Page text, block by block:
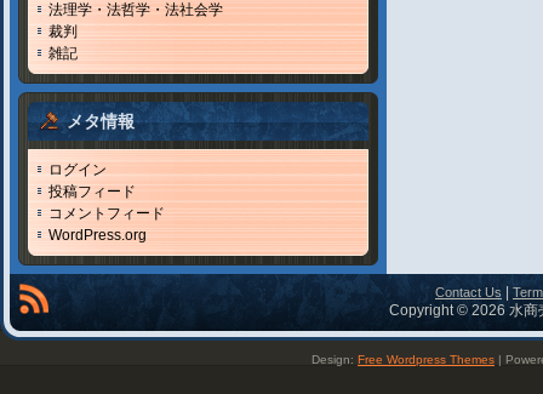
法理学・法哲学・法社会学
裁判
雑記
メタ情報
ログイン
投稿フィード
コメントフィード
WordPress.org
Contact Us
Copyright © 2026 水商
Design: Free Wordpress Themes |